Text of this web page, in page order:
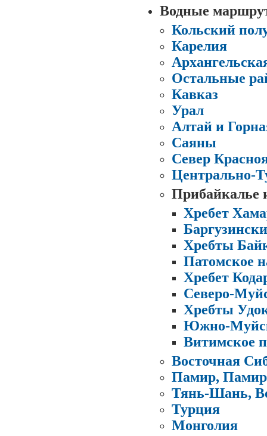
Водные
Кольский
Карелия
Остальные
Кавказ
Урал
Алтай и
Саяны
Cевер
Центрально-
Прибайкалье
Хребет
Хребты
Патомское
Хребет
Северо-
Хребты
Южно-
Витимское
Восточная
Памир,
Тянь-Шань,
Турция
Монголия